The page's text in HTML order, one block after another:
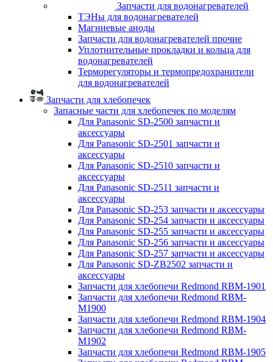
Запчасти для водонагревателей
ТЭНы для водонагревателей
Магниевые аноды
Запчасти для водонагревателей прочие
Уплотнительные прокладки и кольца для
водонагревателей
Терморегуляторы и термопредохранители
для водонагревателей
Запчасти для хлебопечек
Запасные части для хлебопечек по моделям
Для Panasonic SD-2500 запчасти и
аксессуары
Для Panasonic SD-2501 запчасти и
аксессуары
Для Panasonic SD-2510 запчасти и
аксессуары
Для Panasonic SD-2511 запчасти и
аксессуары
Для Panasonic SD-253 запчасти и аксессуары
Для Panasonic SD-254 запчасти и аксессуары
Для Panasonic SD-255 запчасти и аксессуары
Для Panasonic SD-256 запчасти и аксессуары
Для Panasonic SD-257 запчасти и аксессуары
Для Panasonic SD-ZB2502 запчасти и
аксессуары
Запчасти для хлебопечи Redmond RBM-1901
Запчасти для хлебопечи Redmond RBM-
M1900
Запчасти для хлебопечи Redmond RBM-1904
Запчасти для хлебопечи Redmond RBM-
M1902
Запчасти для хлебопечи Redmond RBM-1905